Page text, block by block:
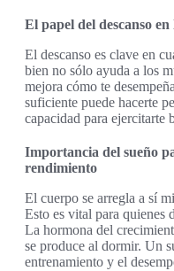
El papel del descanso
El descanso es clave en
bien no sólo ayuda a los
mejora cómo te
suficiente puede hacerte
capacidad para ejercitarte
Importancia del sueño
rendimiento
El cuerpo se arregla a sí
Esto es vital para quienes
La hormona del
se produce al dormir. Un
entrenamiento y el